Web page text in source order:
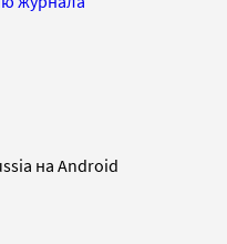
на Android